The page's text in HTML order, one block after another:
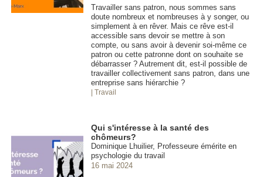
Travailler sans patron, nous sommes sans
doute nombreux et nombreuses à y songer, ou
simplement à en rêver. Mais ce rêve est-il
accessible sans devoir se mettre à son
compte, ou sans avoir à devenir soi-même ce
patron ou cette patronne dont on souhaite se
débarrasser ? Autrement dit, est-il possible de
travailler collectivement sans patron, dans une
entreprise sans hiérarchie ?
| Travail
Qui s'intéresse à la santé des
chômeurs?
Dominique Lhuilier, Professeure émérite en
psychologie du travail
16 mai 2024